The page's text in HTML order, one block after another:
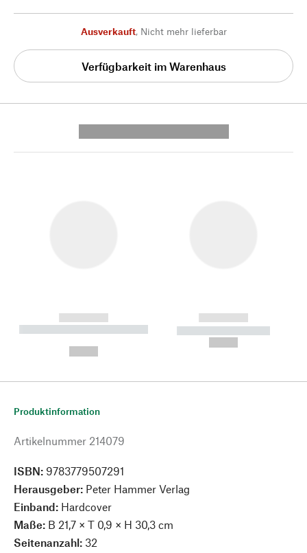
Ausverkauft, Nicht mehr lieferbar
Verfügbarkeit im Warenhaus
------------
----------- ----------- --------
------------
----------- -----------
Produktinformation
Artikelnummer 214079
ISBN: 9783779507291
Herausgeber: Peter Hammer Verlag
Einband: Hardcover
Maße: B 21,7 × T 0,9 × H 30,3 cm
Seitenanzahl: 32